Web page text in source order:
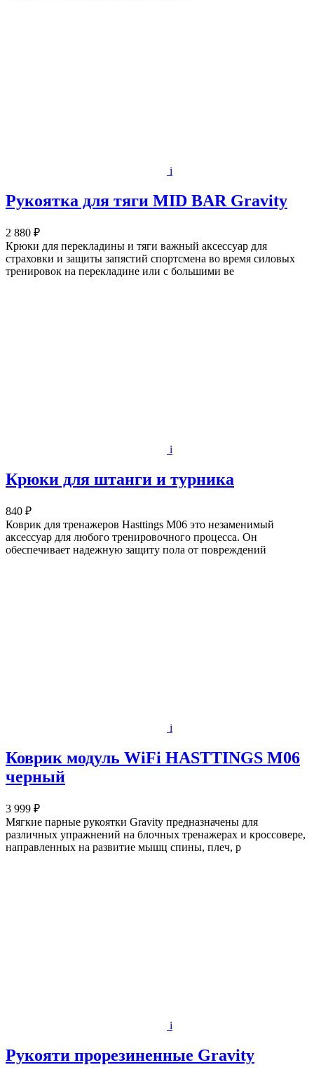
i
Рукоятка для тяги MID BAR Gravity
2 880 ₽
Крюки для перекладины и тяги важный аксессуар для
страховки и защиты запястий спортсмена во время силовых
тренировок на перекладине или с большими ве
i
Крюки для штанги и турника
840 ₽
Коврик для тренажеров Hasttings М06 это незаменимый
аксессуар для любого тренировочного процесса. Он
обеспечивает надежную защиту пола от повреждений
i
Коврик модуль WiFi HASTTINGS М06
черный
3 999 ₽
Мягкие парные рукоятки Gravity предназначены для
различных упражнений на блочных тренажерах и кроссовере,
направленных на развитие мышц спины, плеч, р
i
Рукояти прорезиненные Gravity